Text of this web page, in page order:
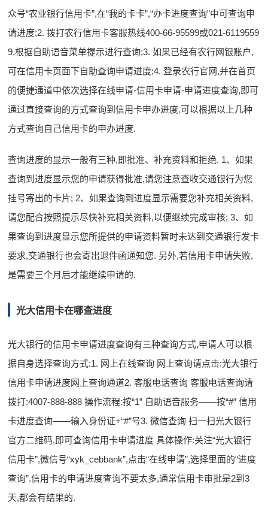
众号“农业银行信用卡”,在“我的卡卡”,“办卡进度查询”中可查询申
请进度;2. 拨打农行信用卡客服热线400-66-95599或021-6119559
9,根据自助语音菜单提示进行查询;3. 如果已经有农行网银账户,
可在信用卡页面下自助查询申请进度;4. 登录农行官网,并在首页
的便捷通道中依次选择在线申请-信用卡申请-申请进度查询,即可
通过直接查询的方式查询到信用卡申办进度.可以根据以上几种
方式查询自己信用卡的申办进度.
查询进度的显示一般有三种,即批准、补充资料和拒绝. 1、如果
查询到进度显示您的申请获得批准,请您注意查收交通银行为您
挂号寄出的卡片; 2、如果查询到进度显示需要您补充相关资料,
请您配合按照提示尽快补充相关资料,以便继续完成审核; 3、如
果查询到进度显示您所提供的申请资料暂时未达到交通银行发卡
要求,交通银行也会寄出退件函通知您. 另外,若信用卡申请失败,
是需要三个月后才能继续申请的.
光大信用卡在哪查进度
光大银行的信用卡申请进度查询有三种查询方式,申请人可以根
据自身选择查询方式:1. 网上在线查询 网上查询请点击:光大银行
信用卡申请进度网上查询通道2. 客服电话查询 客服电话查询请
拨打:4007-888-888 操作流程:按“1” 自助语音服务——按“#” 信用
卡进度查询——输入身份证+“#”号3. 微信查询 扫一扫光大银行
官方二维码,即可查询信用卡申请进度 具体操作:关注“光大银行
信用卡”,微信号“xyk_cebbank”,点击“在线申请”,选择里面的“进度
查询”.信用卡的申请进度查询不要太多,通常信用卡审批是2到3
天,都会有结果的.